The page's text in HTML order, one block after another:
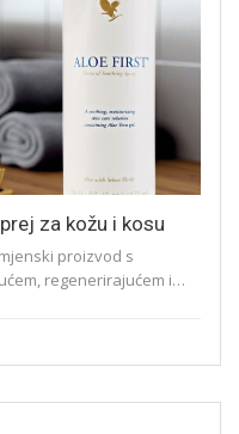
za kožu i kosu
proizvod s
regenerirajućem i…